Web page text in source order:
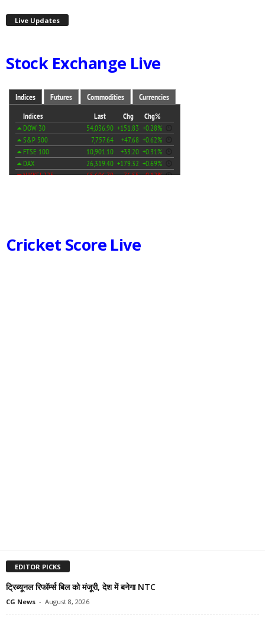
Live Updates
Stock Exchange Live
Cricket Score Live
EDITOR PICKS
ट्रिब्यूनल रिफॉर्म्स बिल को मंजूरी, देश में बनेगा NTC
CG News - August 8, 2026